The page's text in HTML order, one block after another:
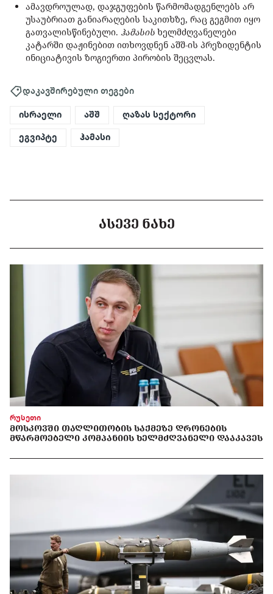
ამავდროულად, დაჯგუფების წარმომადგენლებს არ
უსაუბრიათ განიარაღების საკითხზე, რაც გეგმით იყო
გათვალისწინებული. ჰამასის ხელმძღვანელები
კატარში დაჟინებით ითხოვდნენ აშშ-ის პრეზიდენტის
ინიციატივის ზოგიერთი პირობის შეცვლას.
დაკავშირებული თეგები
ისრაელი აშშ ღაზას სექტორი
ეგვიპტე ჰამასი
ᲐᲡᲔᲕᲔ ᲜᲐᲮᲔ
რუსეთი
ᲛᲝᲡᲙᲝᲕᲨᲘ ᲗᲐᲦᲚᲘᲗᲝᲑᲘᲡ ᲡᲐᲥᲛᲔᲖᲔ ᲓᲠᲝᲜᲔᲑᲘᲡ
ᲛᲬᲐᲠᲛᲝᲔᲑᲔᲚᲘ ᲙᲝᲛᲞᲐᲜᲘᲘᲡ ᲮᲔᲚᲛᲫᲦᲕᲐᲜᲔᲚᲘ ᲓᲐᲐᲙᲐᲕᲔᲡ